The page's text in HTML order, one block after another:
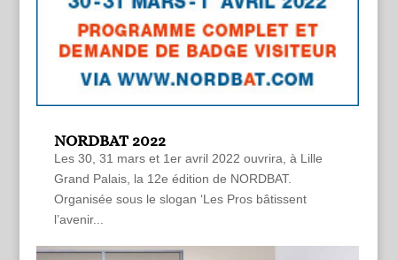
NORDBAT 2022
Les 30, 31 mars et 1er avril 2022 ouvrira, à Lille
Grand Palais, la 12e édition de NORDBAT.
Organisée sous le slogan ‘Les Pros bâtissent
l’avenir...